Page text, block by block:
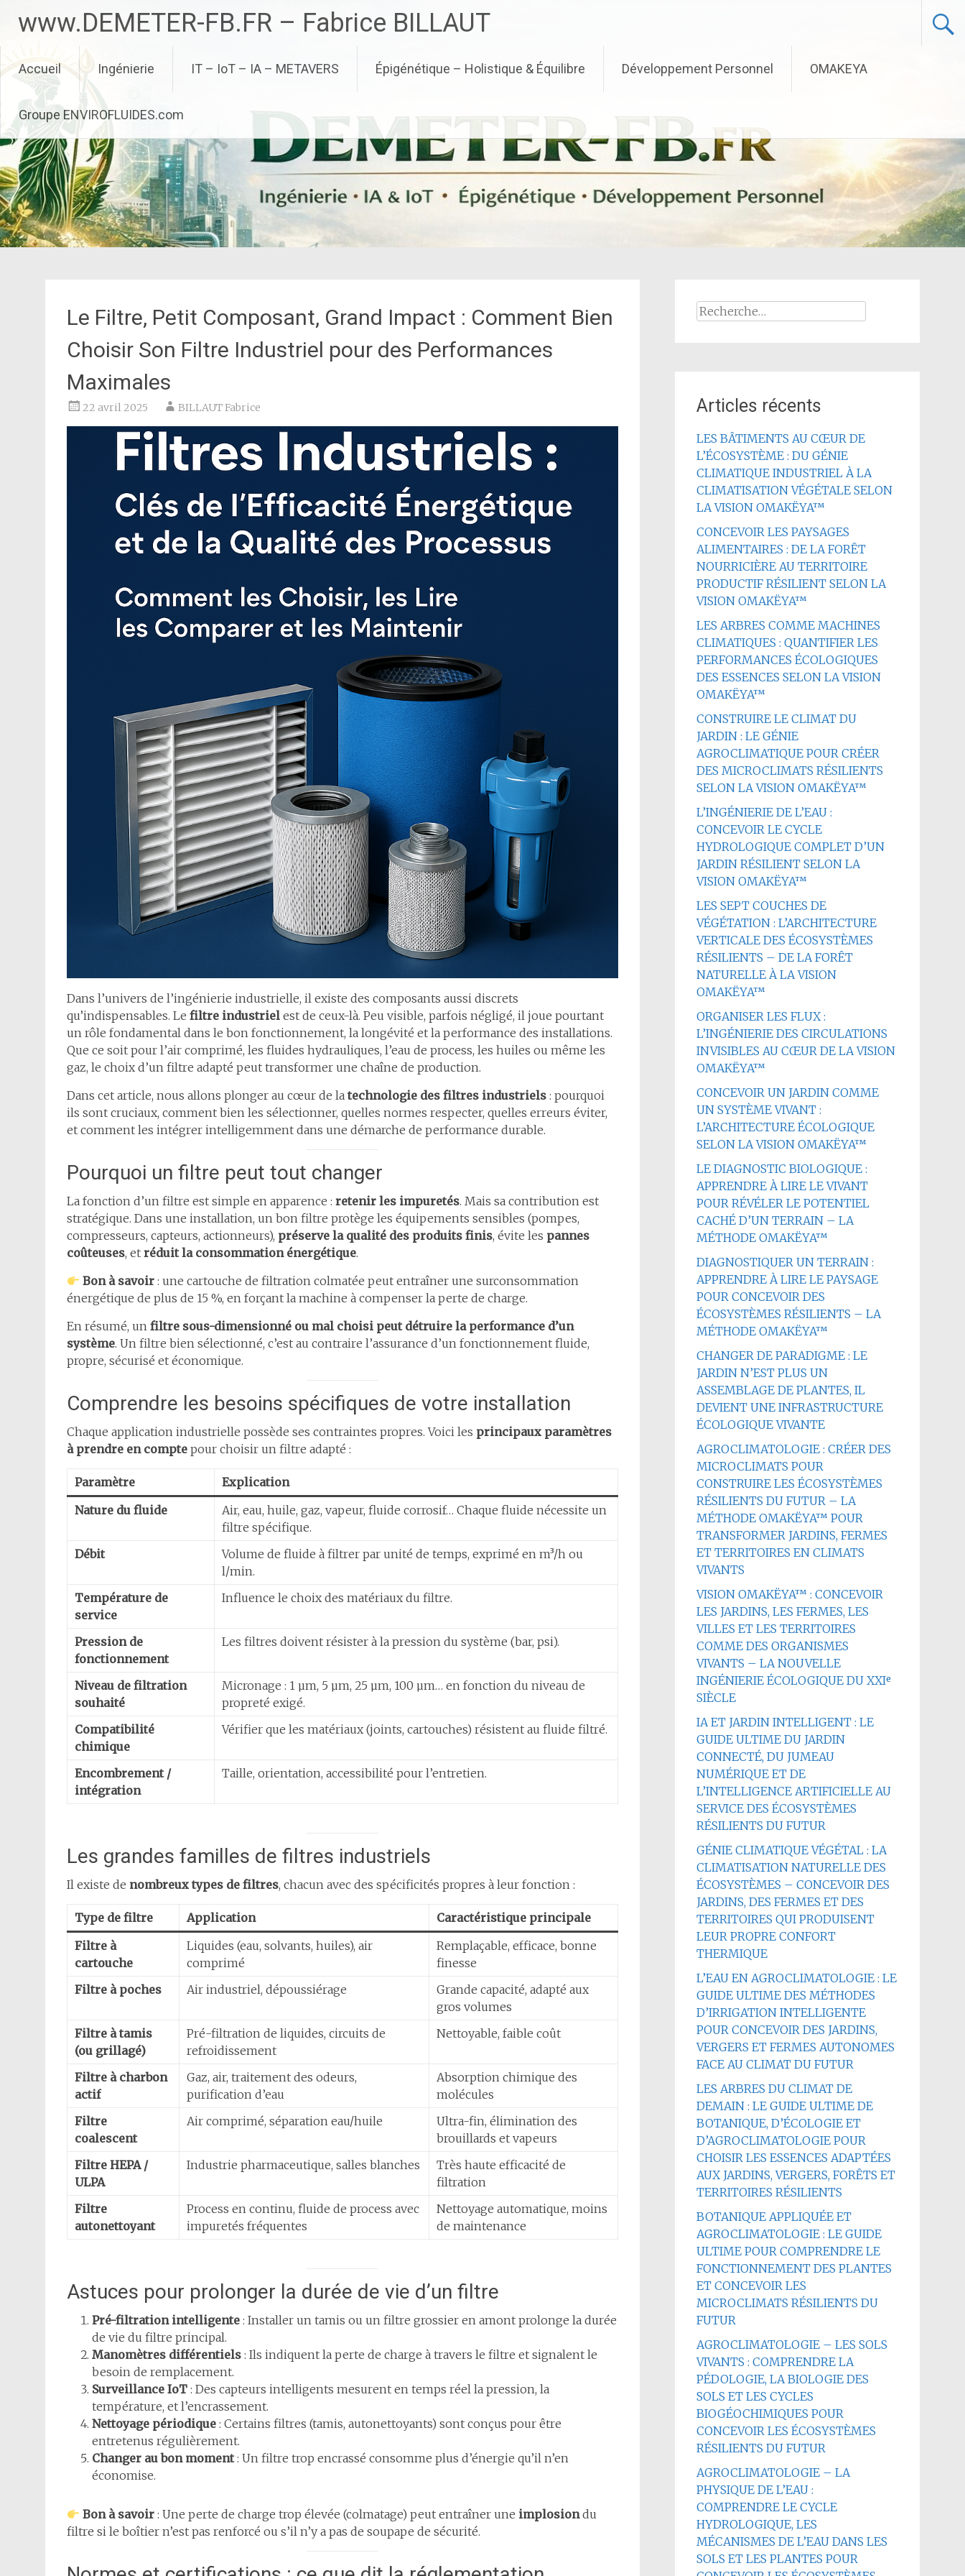
contenu
www.DEMETER-FB.FR – Fabrice BILLAUT
Accueil Ingénierie IT – IoT – IA – METAVERS Épigénétique – Holistique & Équilibre Développement Personnel OMAKEYA
Groupe ENVIROFLUIDES.com
Le Filtre, Petit Composant, Grand Impact : Comment Bien
Choisir Son Filtre Industriel pour des Performances
Maximales
22 avril 2025 BILLAUT Fabrice
Dans l’univers de l’ingénierie industrielle, il existe des composants aussi discrets
qu’indispensables. Le filtre industriel est de ceux-là. Peu visible, parfois négligé, il joue pourtant
un rôle fondamental dans le bon fonctionnement, la longévité et la performance des installations.
Que ce soit pour l’air comprimé, les fluides hydrauliques, l’eau de process, les huiles ou même les
gaz, le choix d’un filtre adapté peut transformer une chaîne de production.
Dans cet article, nous allons plonger au cœur de latechnologie des filtres industriels : pourquoi
ils sont cruciaux, comment bien les sélectionner, quelles normes respecter, quelles erreurs éviter,
et comment les intégrer intelligemment dans une démarche de performance durable.
Pourquoi un filtre peut tout changer
La fonction d’un filtre est simple en apparence : retenir les impuretés. Mais sa contribution est
stratégique. Dans une installation, un bon filtre protège les équipements sensibles (pompes,
compresseurs, capteurs, actionneurs), préserve la qualité des produits finis, évite les pannes
coûteuses, et réduit la consommation énergétique.
Bon à savoir : une cartouche de filtration colmatée peut entraîner une surconsommation
énergétique de plus de 15 %, en forçant la machine à compenser la perte de charge.
En résumé, un filtre sous-dimensionné ou mal choisi peut détruire la performance d’un
système. Un filtre bien sélectionné, c’est au contraire l’assurance d’un fonctionnement fluide,
propre, sécurisé et économique.
Comprendre les besoins spécifiques de votre installation
Chaque application industrielle possède ses contraintes propres. Voici les principaux paramètres
à prendre en compte pour choisir un filtre adapté :
Paramètre
Explication
Nature du fluide
Air, eau, huile, gaz, vapeur, fluide corrosif… Chaque fluide nécessite un
filtre spécifique.
Débit
Volume de fluide à filtrer par unité de temps, exprimé en m³/h ou
l/min.
Température de
service
Influence le choix des matériaux du filtre.
Pression de
fonctionnement
Les filtres doivent résister à la pression du système (bar, psi).
Niveau de filtration
souhaité
Micronage : 1 µm, 5 µm, 25 µm, 100 µm… en fonction du niveau de
propreté exigé.
Compatibilité
chimique
Vérifier que les matériaux (joints, cartouches) résistent au fluide filtré.
Encombrement /
intégration
Taille, orientation, accessibilité pour l’entretien.
Les grandes familles de filtres industriels
Il existe de nombreux types de filtres, chacun avec des spécificités propres à leur fonction :
Type de filtre Application
Caractéristique principale
Filtre à
cartouche
Liquides (eau, solvants, huiles), air
comprimé
Remplaçable, efficace, bonne
finesse
Filtre à poches
Air industriel, dépoussiérage
Grande capacité, adapté aux
gros volumes
Filtre à tamis
(ou grillagé)
Pré-filtration de liquides, circuits de
refroidissement
Nettoyable, faible coût
Filtre à charbon
actif
Gaz, air, traitement des odeurs,
purification d’eau
Absorption chimique des
molécules
Filtre
coalescent
Air comprimé, séparation eau/huile
Ultra-fin, élimination des
brouillards et vapeurs
Filtre HEPA /
ULPA
Industrie pharmaceutique, salles blanches
Très haute efficacité de
filtration
Filtre
autonettoyant
Process en continu, fluide de process avec
impuretés fréquentes
Nettoyage automatique, moins
de maintenance
Astuces pour prolonger la durée de vie d’un filtre
Pré-filtration intelligente : Installer un tamis ou un filtre grossier en amont prolonge la durée
de vie du filtre principal.
Manomètres différentiels : Ils indiquent la perte de charge à travers le filtre et signalent le
besoin de remplacement.
Surveillance IoT : Des capteurs intelligents mesurent en temps réel la pression, la
température, et l’encrassement.
Nettoyage périodique : Certains filtres (tamis, autonettoyants) sont conçus pour être
entretenus régulièrement.
Changer au bon moment: Un filtre trop encrassé consomme plus d’énergie qu’il n’en
économise.
Bon à savoir : Une perte de charge trop élevée (colmatage) peut entraîner une implosiondu
filtre si le boîtier n’est pas renforcé ou s’il n’y a pas de soupape de sécurité.
Rechercher :
Articles récents
LES BÂTIMENTS AU CŒUR DE
L’ÉCOSYSTÈME : DU GÉNIE
CLIMATIQUE INDUSTRIEL À LA
CLIMATISATION VÉGÉTALE SELON
LA VISION OMAKËYA™
CONCEVOIR LES PAYSAGES
ALIMENTAIRES : DE LA FORÊT
NOURRICIÈRE AU TERRITOIRE
PRODUCTIF RÉSILIENT SELON LA
VISION OMAKËYA™
LES ARBRES COMME MACHINES
CLIMATIQUES : QUANTIFIER LES
PERFORMANCES ÉCOLOGIQUES
DES ESSENCES SELON LA VISION
OMAKËYA™
CONSTRUIRE LE CLIMAT DU
JARDIN : LE GÉNIE
AGROCLIMATIQUE POUR CRÉER
DES MICROCLIMATS RÉSILIENTS
SELON LA VISION OMAKËYA™
L’INGÉNIERIE DE L’EAU :
CONCEVOIR LE CYCLE
HYDROLOGIQUE COMPLET D’UN
JARDIN RÉSILIENT SELON LA
VISION OMAKËYA™
LES SEPT COUCHES DE
VÉGÉTATION : L’ARCHITECTURE
VERTICALE DES ÉCOSYSTÈMES
RÉSILIENTS – DE LA FORÊT
NATURELLE À LA VISION
OMAKËYA™
ORGANISER LES FLUX :
L’INGÉNIERIE DES CIRCULATIONS
INVISIBLES AU CŒUR DE LA VISION
OMAKËYA™
CONCEVOIR UN JARDIN COMME
UN SYSTÈME VIVANT :
L’ARCHITECTURE ÉCOLOGIQUE
SELON LA VISION OMAKËYA™
LE DIAGNOSTIC BIOLOGIQUE :
APPRENDRE À LIRE LE VIVANT
POUR RÉVÉLER LE POTENTIEL
CACHÉ D’UN TERRAIN – LA
MÉTHODE OMAKËYA™
DIAGNOSTIQUER UN TERRAIN :
APPRENDRE À LIRE LE PAYSAGE
POUR CONCEVOIR DES
ÉCOSYSTÈMES RÉSILIENTS – LA
MÉTHODE OMAKËYA™
CHANGER DE PARADIGME : LE
JARDIN N’EST PLUS UN
ASSEMBLAGE DE PLANTES, IL
DEVIENT UNE INFRASTRUCTURE
ÉCOLOGIQUE VIVANTE
AGROCLIMATOLOGIE : CRÉER DES
MICROCLIMATS POUR
CONSTRUIRE LES ÉCOSYSTÈMES
RÉSILIENTS DU FUTUR – LA
MÉTHODE OMAKËYA™ POUR
TRANSFORMER JARDINS, FERMES
ET TERRITOIRES EN CLIMATS
VIVANTS
VISION OMAKËYA™ : CONCEVOIR
LES JARDINS, LES FERMES, LES
VILLES ET LES TERRITOIRES
COMME DES ORGANISMES
VIVANTS – LA NOUVELLE
INGÉNIERIE ÉCOLOGIQUE DU XXIᵉ
SIÈCLE
IA ET JARDIN INTELLIGENT : LE
GUIDE ULTIME DU JARDIN
CONNECTÉ, DU JUMEAU
NUMÉRIQUE ET DE
L’INTELLIGENCE ARTIFICIELLE AU
SERVICE DES ÉCOSYSTÈMES
RÉSILIENTS DU FUTUR
GÉNIE CLIMATIQUE VÉGÉTAL : LA
CLIMATISATION NATURELLE DES
ÉCOSYSTÈMES – CONCEVOIR DES
JARDINS, DES FERMES ET DES
TERRITOIRES QUI PRODUISENT
LEUR PROPRE CONFORT
THERMIQUE
L’EAU EN AGROCLIMATOLOGIE : LE
GUIDE ULTIME DES MÉTHODES
D’IRRIGATION INTELLIGENTE
POUR CONCEVOIR DES JARDINS,
VERGERS ET FERMES AUTONOMES
FACE AU CLIMAT DU FUTUR
LES ARBRES DU CLIMAT DE
DEMAIN : LE GUIDE ULTIME DE
BOTANIQUE, D’ÉCOLOGIE ET
D’AGROCLIMATOLOGIE POUR
CHOISIR LES ESSENCES ADAPTÉES
AUX JARDINS, VERGERS, FORÊTS ET
TERRITOIRES RÉSILIENTS
BOTANIQUE APPLIQUÉE ET
AGROCLIMATOLOGIE : LE GUIDE
ULTIME POUR COMPRENDRE LE
FONCTIONNEMENT DES PLANTES
ET CONCEVOIR LES
MICROCLIMATS RÉSILIENTS DU
FUTUR
AGROCLIMATOLOGIE – LES SOLS
VIVANTS : COMPRENDRE LA
PÉDOLOGIE, LA BIOLOGIE DES
SOLS ET LES CYCLES
BIOGÉOCHIMIQUES POUR
CONCEVOIR LES ÉCOSYSTÈMES
RÉSILIENTS DU FUTUR
AGROCLIMATOLOGIE – LA
PHYSIQUE DE L’EAU :
COMPRENDRE LE CYCLE
HYDROLOGIQUE, LES
MÉCANISMES DE L’EAU DANS LES
SOLS ET LES PLANTES POUR